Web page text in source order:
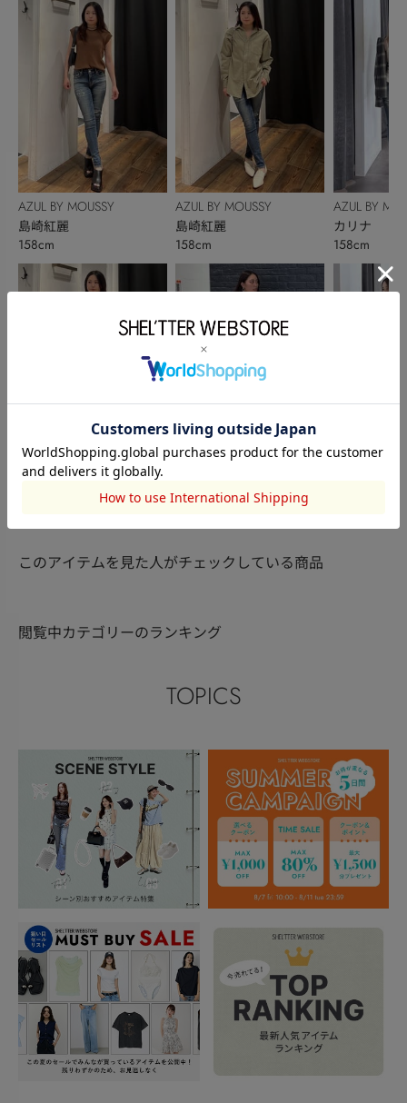
AZUL BY MOUSSY
島崎紅麗
158cm
AZUL BY MOUSSY
AZUL BY MOUSSY
島崎紅麗
158cm
小川菜々
AZUL BY
カリナ
158cm
このアイテムを見た人がチェックしている商品
閲覧中カテゴリーのランキング
TOPICS